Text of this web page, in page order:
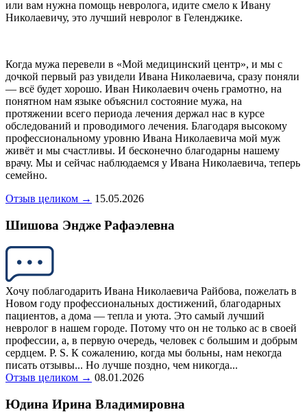
или вам нужна помощь невролога, идите смело к Ивану
Николаевичу, это лучший невролог в Геленджике.
Когда мужа перевели в «Мой медицинский центр», и мы с
дочкой первый раз увидели Ивана Николаевича, сразу поняли
— всё будет хорошо. Иван Николаевич очень грамотно, на
понятном нам языке объяснил состояние мужа, на
протяжении всего периода лечения держал нас в курсе
обследований и проводимого лечения. Благодаря высокому
профессиональному уровню Ивана Николаевича мой муж
живёт и мы счастливы. И бесконечно благодарны нашему
врачу. Мы и сейчас наблюдаемся у Ивана Николаевича, теперь
семейно.
Отзыв целиком → 15.05.2026
Шишова Эндже Рафаэлевна
Хочу поблагодарить Ивана Николаевича Райбова, пожелать в
Новом году профессиональных достижений, благодарных
пациентов, а дома — тепла и уюта. Это самый лучший
невролог в нашем городе. Потому что он не только ас в своей
профессии, а, в первую очередь, человек с большим и добрым
сердцем. P. S. К сожалению, когда мы больны, нам некогда
писать отзывы... Но лучше поздно, чем никогда...
Отзыв целиком → 08.01.2026
Юдина Ирина Владимировна